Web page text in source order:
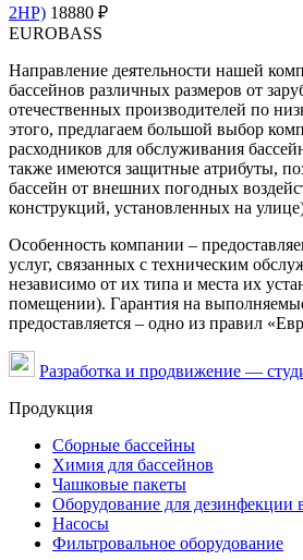
2HP) 18880 ₽
EUROBASS
Направление деятельности нашей
бассейнов различных размеров от
отечественных производителей по
этого, предлагаем большой выбор
расходников для обслуживания
также имеются защитные атрибуты,
бассейн от внешних погодных
конструкций, установленных на
Особенность компании –
услуг, связанных с техническим
независимо от их типа и места их
помещении). Гарантия на
предоставляется – одно из правил
Разработка и продвижение —
Продукция
Сборные бассейны
Химия для бассейнов
Чашковые пакеты
Оборудование для дезинфекции
Насосы
Фильтровальное оборудование